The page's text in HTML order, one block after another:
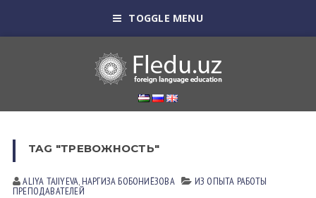
TOGGLE MENU
TAG "ТРЕВОЖНОСТЬ"
ALIYA TAJIYEVA, НАРГИЗА БОБОНИЁЗОВА ИЗ ОПЫТА РАБОТЫ
ПРЕПОДАВАТЕЛЕЙ